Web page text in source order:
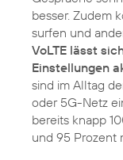
besser. Zudem
surfen und
VoLTE lässt
Einstellungen
sind im Alltag
oder 5G-Netz
bereits knapp
und 95 Prozent